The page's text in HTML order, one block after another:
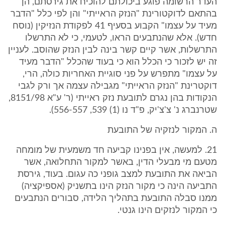
העדר הרשומה פוגע ביכולתם להוכיח את גירסתם, הן
בהתאם לדוקטורינת "הנזק הראייתי" והן לפי כלל "הדבר
מעיד על עצמו" הקבוע בסעיף 41 לפקודת הנזיקין (נוסח
חדש). אלא שהנתבעים הראו, לטעמי, כי לא התרשלו
התרשלות, אשר קיים קשר בינה לבין הנזק שהוסב. לעניין
זה יש לזכור כי הכלל הוא כי בעוד שהכלל "הדבר מעיד
על עצמו" מתפרש על פני סוגיית האחריות כולה, הרי,
דוקטרינת "הנזק הראייתי" מגבילה עצמה אך ורק לגבי
הנקודות בהן נגרם לתובעת נזק ראייתי (ר' ע"א 8151/98,
שטרנברג נ' צ'צ'יק, פ"ד נו (1) 539, 556-557).
ה. המקור לנזקיה של התובעת
21. למעשה, אין בפנינו קביעה חד משמעית של מומחה
מטעם מי מבעלי הדין, באשר למקור התחלואה, אשר
הביאה את התובעת למצב גופני כה עגום. בעוד, גירסת
התביעה הינה כי מקור הנזק הינו בתשניק (אספיקציה)
ממנו סבלה התובעת בתהליך הלידה, סבורים הנתבעים
כי המקור לנזקים הינו גנטי.